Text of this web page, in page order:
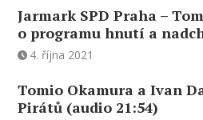
Jarmark SPD Praha –
o programu hnutí a
4. října 2021
Tomio Okamura a Ivan
Pirátů (audio 21:54)